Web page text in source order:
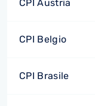
CPI Austria
CPI Belgio
CPI Brasile